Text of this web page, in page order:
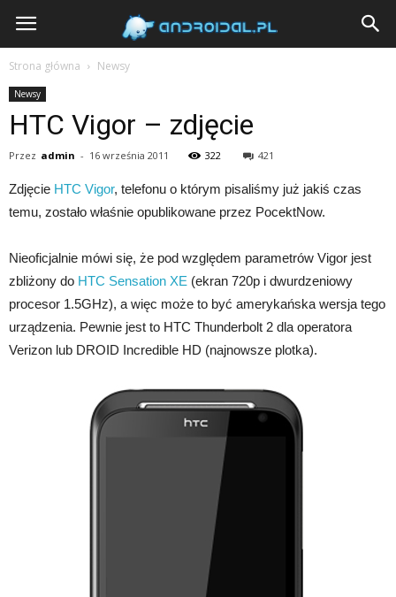
Androidal
Strona główna Newsy
Newsy
HTC Vigor – zdjęcie
Przez admin - 16 września 2011 322 421
Zdjęcie HTC Vigor, telefonu o którym pisaliśmy już jakiś czas
temu, zostało właśnie opublikowane przez PocektNow.
Nieoficjalnie mówi się, że pod względem parametrów Vigor jest
zbliżony do HTC Sensation XE (ekran 720p i dwurdzeniowy
procesor 1.5GHz), a więc może to być amerykańska wersja tego
urządzenia. Pewnie jest to HTC Thunderbolt 2 dla operatora
Verizon lub DROID Incredible HD (najnowsze plotka).